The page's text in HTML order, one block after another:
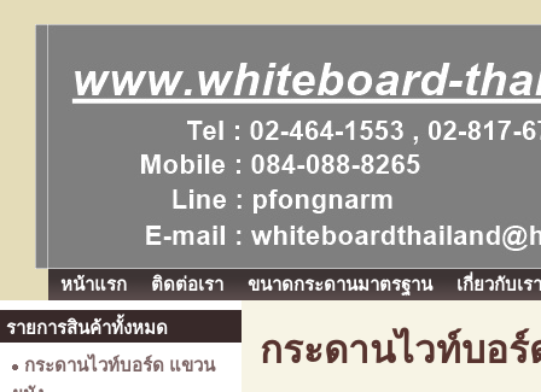
หน้าแรก ติดต่อเรา ขนาดกระดานมาตรฐาน เกี่ยวกับเรา
รายการสินค้าทั้งหมด
กระดานไวท์บอร์ด แขวน
กระดานไวท์บอ